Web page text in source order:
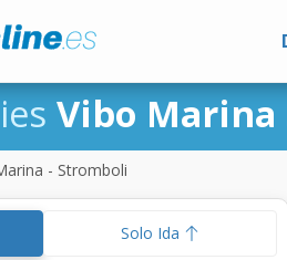
Vibo
- Stromboli
Solo Ida